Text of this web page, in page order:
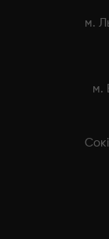
м.
м.